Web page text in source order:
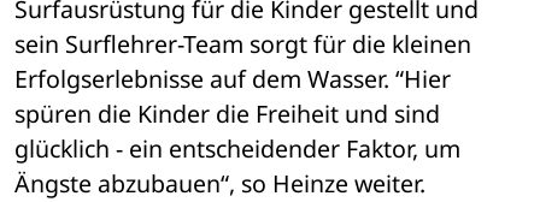
Surfausrüstung für die Kinder gestellt und
sein Surflehrer-Team sorgt für die kleinen
Erfolgserlebnisse auf dem Wasser. “Hier
spüren die Kinder die Freiheit und sind
glücklich - ein entscheidender Faktor, um
Ängste abzubauen“, so Heinze weiter.